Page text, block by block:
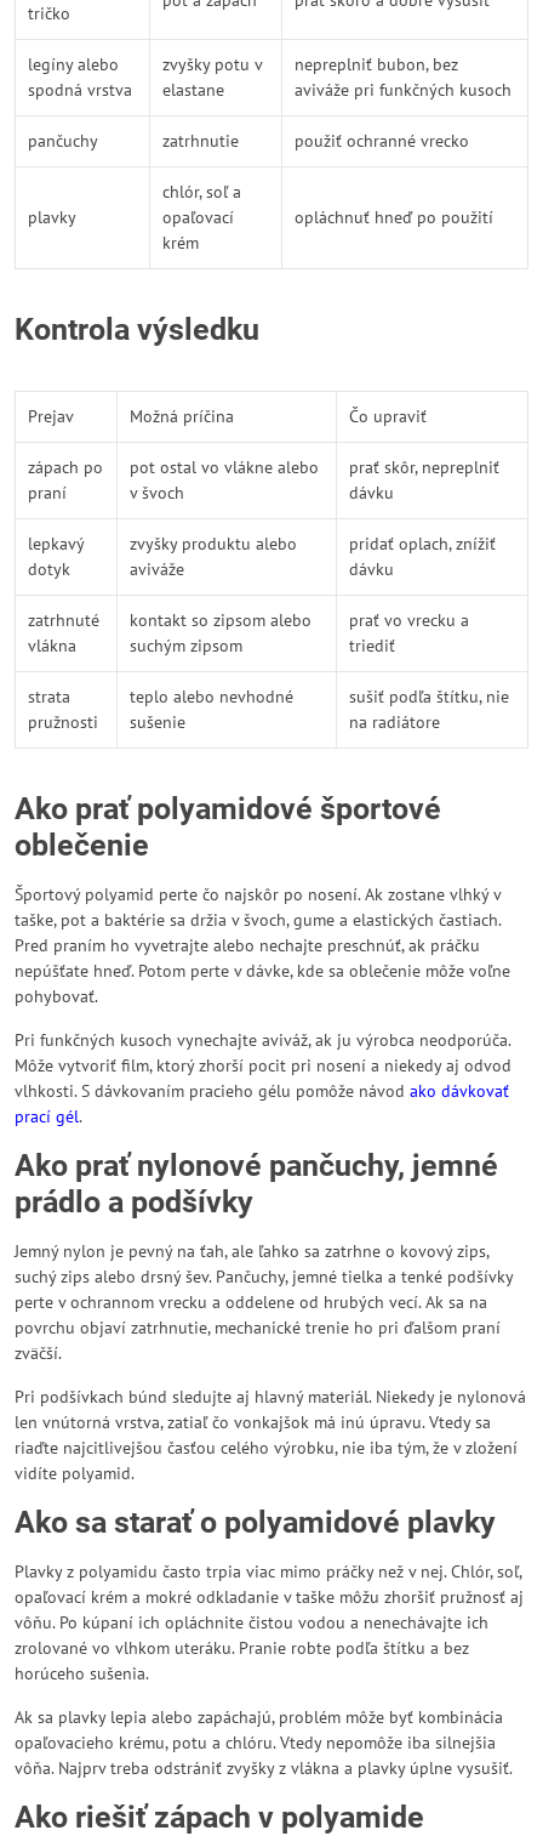
tričko
legíny alebo
spodná vrstva
zvyšky potu v
elastane
nepreplniť bubon, bez
aviváže pri funkčných kusoch
pančuchy zatrhnutie použiť ochranné vrecko
plavky
chlór, soľ a
opaľovací
krém
opláchnuť hneď po použití
Kontrola výsledku
Prejav Možná príčina Čo upraviť
zápach po
praní
pot ostal vo vlákne alebo
v švoch
prať skôr, nepreplniť
dávku
lepkavý
dotyk
zvyšky produktu alebo
aviváže
pridať oplach, znížiť
dávku
zatrhnuté
vlákna
kontakt so zipsom alebo
suchým zipsom
prať vo vrecku a
triediť
strata
pružnosti
teplo alebo nevhodné
sušenie
sušiť podľa štítku, nie
na radiátore
Ako prať polyamidové športové
oblečenie
Športový polyamid perte čo najskôr po nosení. Ak zostane vlhký v
taške, pot a baktérie sa držia v švoch, gume a elastických častiach.
Pred praním ho vyvetrajte alebo nechajte preschnúť, ak práčku
nepúšťate hneď. Potom perte v dávke, kde sa oblečenie môže voľne
pohybovať.
Pri funkčných kusoch vynechajte aviváž, ak ju výrobca neodporúča.
Môže vytvoriť film, ktorý zhorší pocit pri nosení a niekedy aj odvod
vlhkosti. S dávkovaním pracieho gélu pomôže návod ako dávkovať
prací gél.
Ako prať nylonové pančuchy, jemné
prádlo a podšívky
Jemný nylon je pevný na ťah, ale ľahko sa zatrhne o kovový zips,
suchý zips alebo drsný šev. Pančuchy, jemné tielka a tenké podšívky
perte v ochrannom vrecku a oddelene od hrubých vecí. Ak sa na
povrchu objaví zatrhnutie, mechanické trenie ho pri ďalšom praní
zväčší.
Pri podšívkach búnd sledujte aj hlavný materiál. Niekedy je nylonová
len vnútorná vrstva, zatiaľ čo vonkajšok má inú úpravu. Vtedy sa
riaďte najcitlivejšou časťou celého výrobku, nie iba tým, že v zložení
vidíte polyamid.
Ako sa starať o polyamidové plavky
Plavky z polyamidu často trpia viac mimo práčky než v nej. Chlór, soľ,
opaľovací krém a mokré odkladanie v taške môžu zhoršiť pružnosť aj
vôňu. Po kúpaní ich opláchnite čistou vodou a nenechávajte ich
zrolované vo vlhkom uteráku. Pranie robte podľa štítku a bez
horúceho sušenia.
Ak sa plavky lepia alebo zapáchajú, problém môže byť kombinácia
opaľovacieho krému, potu a chlóru. Vtedy nepomôže iba silnejšia
vôňa. Najprv treba odstrániť zvyšky z vlákna a plavky úplne vysušiť.
Ako riešiť zápach v polyamide